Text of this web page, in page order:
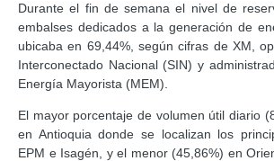
Durante el fin de semana el nivel de
embalses dedicados a la generación de
ubicaba en 69,44%, según cifras de XM,
Interconectado Nacional (SIN) y
Energía Mayorista (MEM).
El mayor porcentaje de volumen útil diario
en Antioquia donde se localizan los
EPM e Isagén, y el menor (45,86%) en